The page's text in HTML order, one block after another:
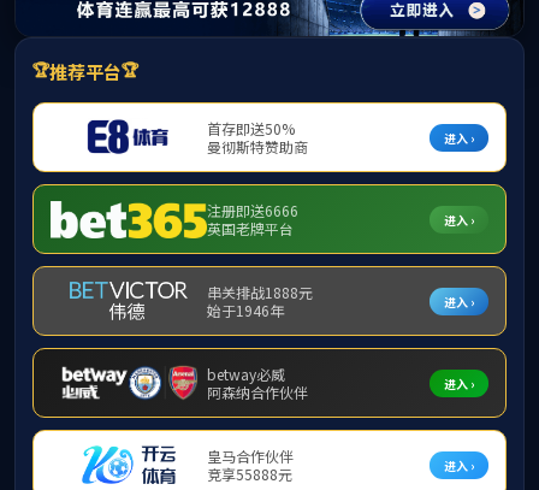
提示：访问地址无效，ljyld/http:/twgz找不到对应的栏目！
首页 关闭此页